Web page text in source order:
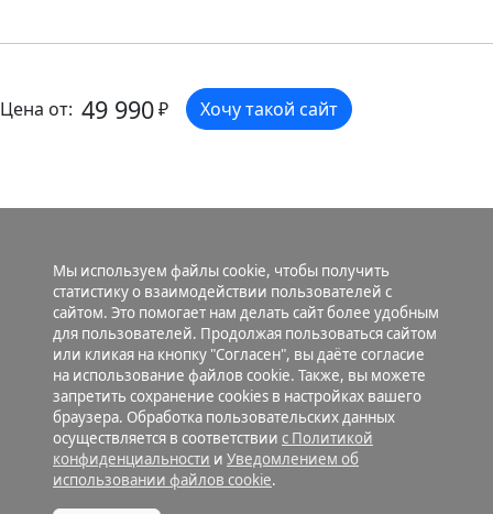
Цена от: 49 990₽ Хочу такой сайт
Мы используем файлы cookie, чтобы получить
статистику о взаимодействии пользователей с
сайтом. Это помогает нам делать сайт более удобным
для пользователей. Продолжая пользоваться сайтом
или кликая на кнопку "Согласен", вы даёте согласие
на использование файлов cookie. Также, вы можете
запретить сохранение cookies в настройках вашего
браузера. Обработка пользовательских данных
осуществляется в соответствии с Политикой
конфиденциальности и Уведомлением об
использовании файлов cookie.